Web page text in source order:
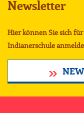
Newsletter
Hier können Sie sich
Indianerschule